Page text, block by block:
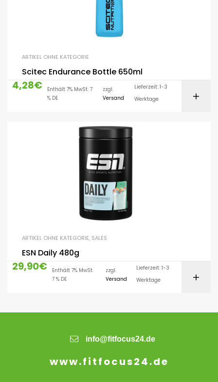
ARTIKEL OHNE KATEGORIE
Scitec Endurance Bottle 650ml
4,28€
Enthält 7% MwSt. 7
% DE
zzgl.
Versand
Lieferzeit: 1-3
Werktage
ARTIKEL OHNE KATEGORIE, SALES
ESN Daily 480g
29,90€
Enthält 7% MwSt.
7 % DE
zzgl.
Versand
Lieferzeit: 1-3
Werktage
info@fitfocus24.de
www.fitfocus24.de